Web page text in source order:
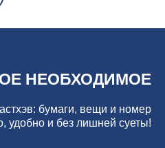
НЕОБХОДИМОЕ
бумаги, вещи и номер
удобно и без лишней суеты!